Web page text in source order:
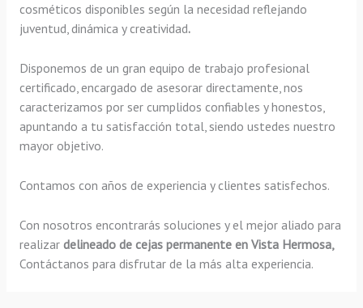
cosméticos disponibles según la necesidad reflejando
juventud, dinámica y creatividad.
Disponemos de un gran equipo de trabajo profesional
certificado, encargado de asesorar directamente, nos
caracterizamos por ser cumplidos confiables y honestos,
apuntando a tu satisfacción total, siendo ustedes nuestro
mayor objetivo.
Contamos con años de experiencia y clientes satisfechos.
Con nosotros encontrarás soluciones y el mejor aliado para
realizar delineado de cejas permanente en Vista Hermosa,
Contáctanos para disfrutar de la más alta experiencia.